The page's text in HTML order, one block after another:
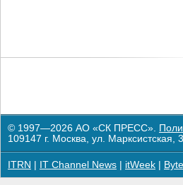
© 1997—2026 АО «СК ПРЕСС».
109147 г. Москва, ул.
ITRN IT Channel News itWeek